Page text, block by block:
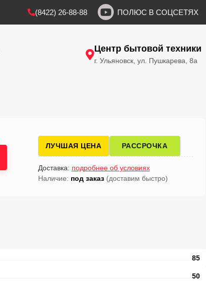
(8422) 26-88-88 ПОЛЮС В СОЦСЕТЯХ
Центр бытовой техники
г. Ульяновск, ул. Пушкарева, 8а
ЛУЧШАЯ ЦЕНА РАССРОЧКА
Доставка: подробнее об условиях
Наличие: под заказ(доставим быстро)
85
50